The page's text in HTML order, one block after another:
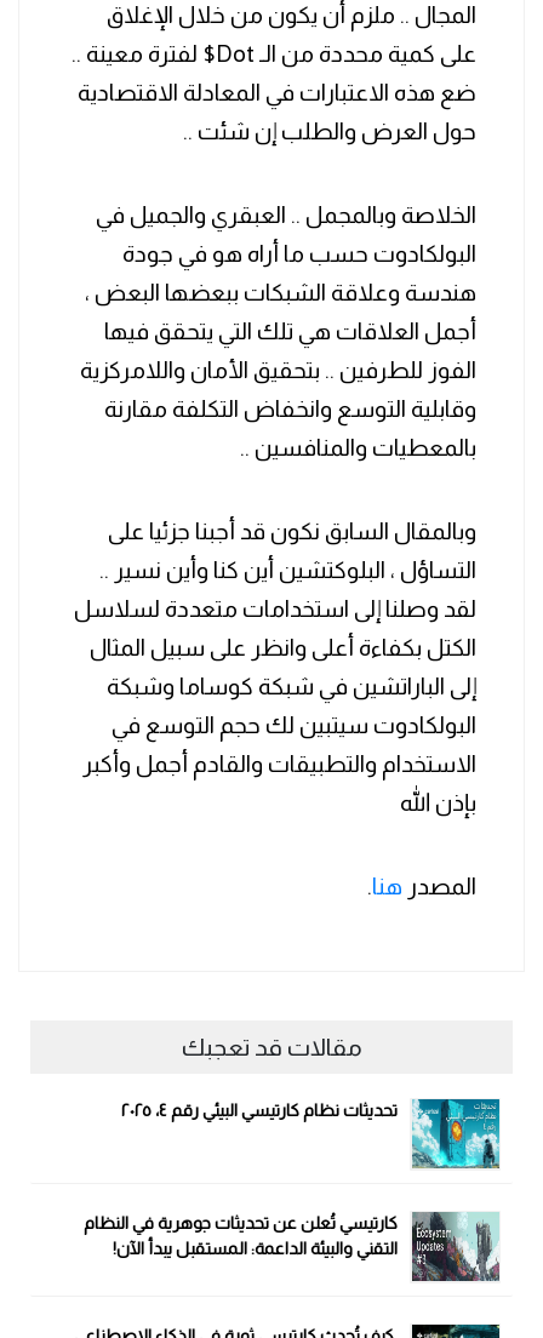
المجال .. ملزم أن يكون من خلال الإغلاق
على كمية محددة من الـ ‎$Dot لفترة معينة ..
ضع هذه الاعتبارات في المعادلة الاقتصادية
حول العرض والطلب إن شئت ..
‏الخلاصة وبالمجمل .. العبقري والجميل في
البولكادوت حسب ما أراه هو في جودة
هندسة وعلاقة الشبكات ببعضها البعض ،
أجمل العلاقات هي تلك التي يتحقق فيها
الفوز للطرفين .. بتحقيق الأمان واللامركزية
وقابلية التوسع وانخفاض التكلفة مقارنة
بالمعطيات والمنافسين ..
وبالمقال السابق نكون قد أجبنا جزئيا على
التساؤل ، البلوكتشين أين كنا وأين نسير ..
لقد وصلنا إلى استخدامات متعددة لسلاسل
الكتل بكفاءة أعلى وانظر على سبيل المثال
إلى الباراتشين في شبكة كوساما وشبكة
البولكادوت سيتبين لك حجم التوسع في
الاستخدام والتطبيقات والقادم أجمل وأكبر
بإذن الله
المصدر هنا.
مقالات قد تعجبك
تحديثات نظام كارتيسي البيئي رقم ٤، ٢٠٢٥
كارتيسي تُعلن عن تحديثات جوهرية في النظام
التقني والبيئة الداعمة: المستقبل يبدأ الآن!